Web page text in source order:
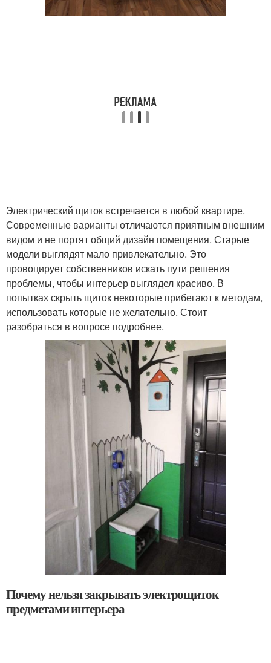
Электрический щиток встречается в любой квартире.
Современные варианты отличаются приятным внешним
видом и не портят общий дизайн помещения. Старые
модели выглядят мало привлекательно. Это
провоцирует собственников искать пути решения
проблемы, чтобы интерьер выглядел красиво. В
попытках скрыть щиток некоторые прибегают к методам,
использовать которые не желательно. Стоит
разобраться в вопросе подробнее.
Почему нельзя закрывать электрощиток
предметами интерьера